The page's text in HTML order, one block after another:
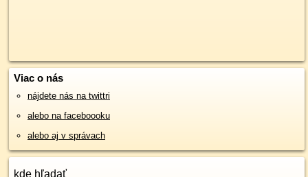
Viac o nás
nájdete nás na twittri
alebo na faceboooku
alebo aj v správach
kde hľadať